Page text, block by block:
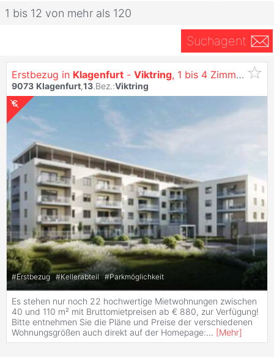
1 bis 12 von mehr als 120
Suchagent
Erstbezug in Klagenfurt - Viktring, 1 bis 4 Zimmer Wohnungen - siehe: https://vitrino.at/
9073 Klagenfurt,13.Bez.:Viktring
#Erstbezug #Kellerabteil #Parkmöglichkeit
Es stehen nur noch 22 hochwertige Mietwohnungen zwischen
40 und 110 m² mit Bruttomietpreisen ab € 880, zur Verfügung!
Bitte entnehmen Sie die Pläne und Preise der verschiedenen
Wohnungsgrößen auch direkt auf der Homepage:... [Mehr]